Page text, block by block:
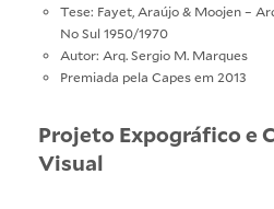
Tese: Fayet, Araújo & Moojen –
No Sul 1950/1970
Autor: Arq. Sergio M. Marques
Premiada pela Capes em 2013
Projeto Expográfico e
Visual